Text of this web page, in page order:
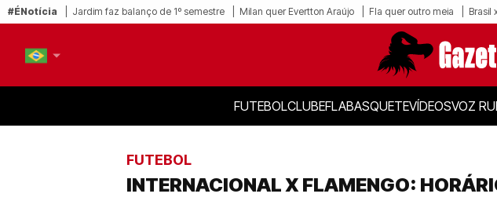
#ÉNotícia Jardim faz balanço de 1º semestre Milan quer Evertton Araújo Fla quer outro meia Brasil
FUTEBOLCLUBEFLABASQUETEVÍDEOSVOZ
FUTEBOL
INTERNACIONAL X FLAMENGO: